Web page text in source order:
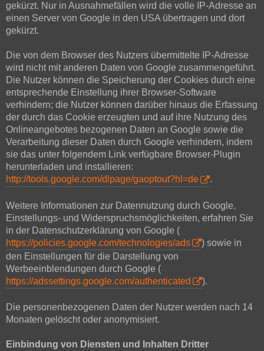
gekürzt. Nur in Ausnahmefällen wird die volle IP-Adresse an
einen Server von Google in den USA übertragen und dort
gekürzt.
Die von dem Browser des Nutzers übermittelte IP-Adresse
wird nicht mit anderen Daten von Google zusammengeführt.
Die Nutzer können die Speicherung der Cookies durch eine
entsprechende Einstellung ihrer Browser-Software
verhindern; die Nutzer können darüber hinaus die Erfassung
der durch das Cookie erzeugten und auf ihre Nutzung des
Onlineangebotes bezogenen Daten an Google sowie die
Verarbeitung dieser Daten durch Google verhindern, indem
sie das unter folgendem Link verfügbare Browser-Plugin
herunterladen und installieren:
http://tools.google.com/dlpage/gaoptout?hl=de
.
Weitere Informationen zur Datennutzung durch Google,
Einstellungs- und Widerspruchsmöglichkeiten, erfahren Sie
in der Datenschutzerklärung von Google (
https://policies.google.com/technologies/ads
) sowie in
den Einstellungen für die Darstellung von
Werbeeinblendungen durch Google (
https://adssettings.google.com/authenticated
).
Die personenbezogenen Daten der Nutzer werden nach 14
Monaten gelöscht oder anonymisiert.
Einbindung von Diensten und Inhalten Dritter